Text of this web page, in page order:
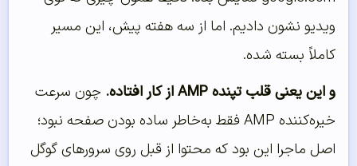
ویدیو نشون دادیم. اما از سه هفته پیش، این مسیر
کاملاً بسته شده.
و این یعنی قلب تپنده AMP از کار افتاده.
چون سرعت
خیره‌کننده AMP فقط به‌خاطر ساده بودن صفحه نبود؛
اصل ماجرا این بود که محتوا از قبل روی سرورهای گوگل